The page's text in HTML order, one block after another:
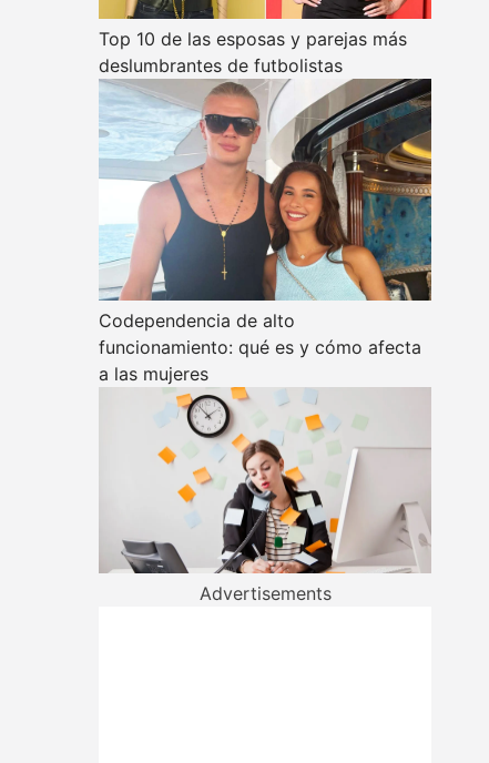
Top 10 de las esposas y parejas más
deslumbrantes de futbolistas
Codependencia de alto
funcionamiento: qué es y cómo afecta
a las mujeres
Advertisements